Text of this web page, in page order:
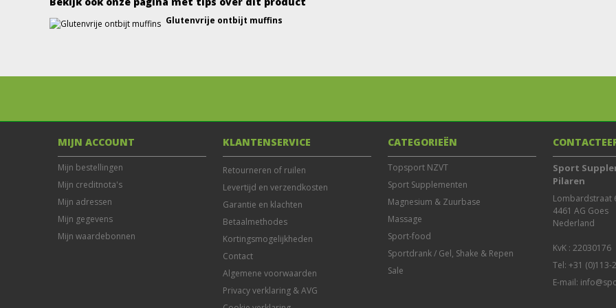
Glutenvrije ontbijt muffins
MIJN ACCOUNT
Mijn bestellingen
Mijn creditnota's
Mijn adressen
Mijn gegevens
Mijn waardebonnen
KLANTENSERVICE
Retourneren of ruilen
Levertijd en verzendkosten
Garantie en klachten
Betaalmethodes
Kortingsmogelijkheden
Contact
Algemene voorwaarden
Privacy verklaring & AVG
CATEGORIEËN
Topsport NZVT
Sport Supplementen
Magnesium & Zuurbase
Massage
Sport-food
Sportdrank / Gel, Shake & Repen
Sale
Sport
Pilaren
Lombardstraat
4461 AG Goes
Nederland
Tel: +31 (0)113-
E-mail: